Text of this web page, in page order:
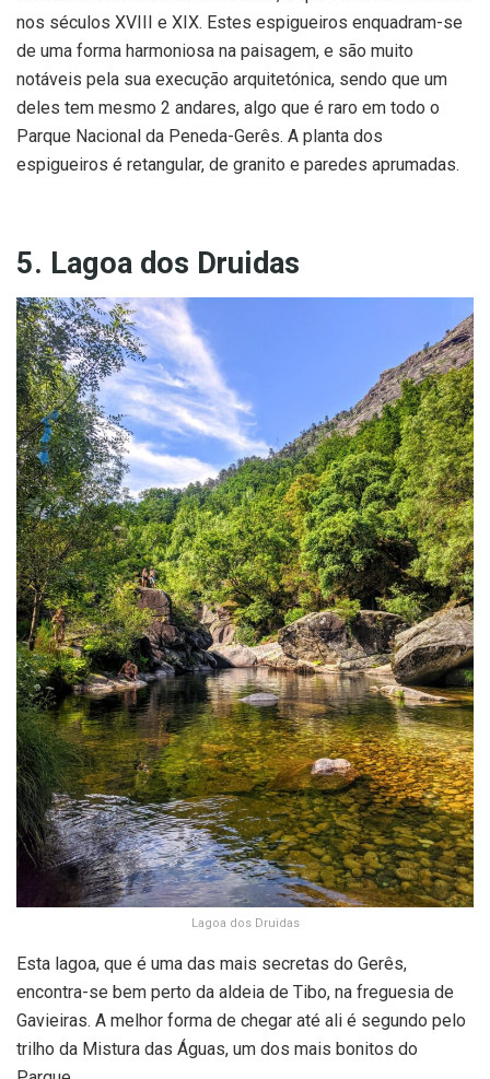
nos séculos XVIII e XIX. Estes espigueiros enquadram-se
de uma forma harmoniosa na paisagem, e são muito
notáveis pela sua execução arquitetónica, sendo que um
deles tem mesmo 2 andares, algo que é raro em todo o
Parque Nacional da Peneda-Gerês. A planta dos
espigueiros é retangular, de granito e paredes aprumadas.
5. Lagoa dos Druidas
Lagoa dos Druidas
Esta lagoa, que é uma das mais secretas do Gerês,
encontra-se bem perto da aldeia de Tibo, na freguesia de
Gavieiras. A melhor forma de chegar até ali é segundo pelo
trilho da Mistura das Águas, um dos mais bonitos do